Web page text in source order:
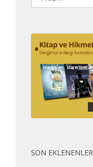
SON EKLENENLER